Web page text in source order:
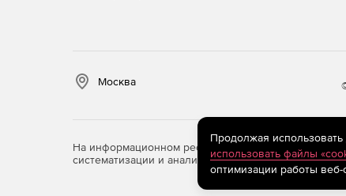
Москва
На информационном ресурсе store.softline.ru
систематизации и анализа сведений, относящихся
Продолжая
использовать файлы
оптимизации работы веб-